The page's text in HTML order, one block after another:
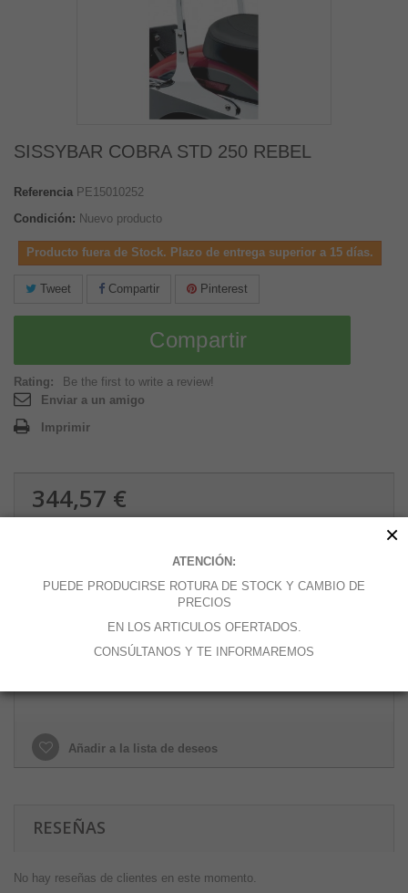
SISSYBAR COBRA STD 250 REBEL
Referencia PE15010252
Condición: Nuevo producto
Producto fuera de Stock. Plazo de entrega superior a 15 días.
Tweet Compartir Pinterest
Compartir
Rating:
Be the first to write a review!
Enviar a un amigo
Imprimir
344,57 €
Añadir a la lista de deseos
RESEÑAS
No hay reseñas de clientes en este momento.
ATENCIÓN:
PUEDE PRODUCIRSE ROTURA DE STOCK Y CAMBIO DE
PRECIOS
EN LOS ARTICULOS OFERTADOS.
CONSÚLTANOS Y TE INFORMAREMOS
×